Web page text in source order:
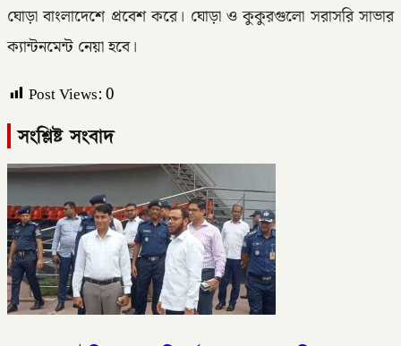
ঘোড়া বাংলাদেশে প্রবেশ করে। ঘোড়া ও কুকুরগুলো সরাসরি সাভার
ক্যান্টনমেন্ট নেয়া হবে।
Post Views:0
সংশ্লিষ্ট সংবাদ